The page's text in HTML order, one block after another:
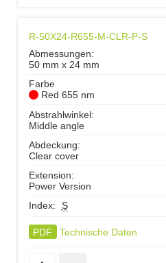
R-50X24-R655-M-CLR-P-S
Abmessungen:
50 mm x 24 mm
Farbe
Red 655 nm
Abstrahlwinkel:
Middle angle
Abdeckung:
Clear cover
Extension:
Power Version
Index:
S
PDF Technische Daten